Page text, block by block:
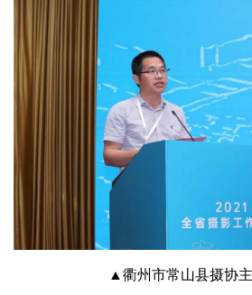
▲衢州市常山县摄协